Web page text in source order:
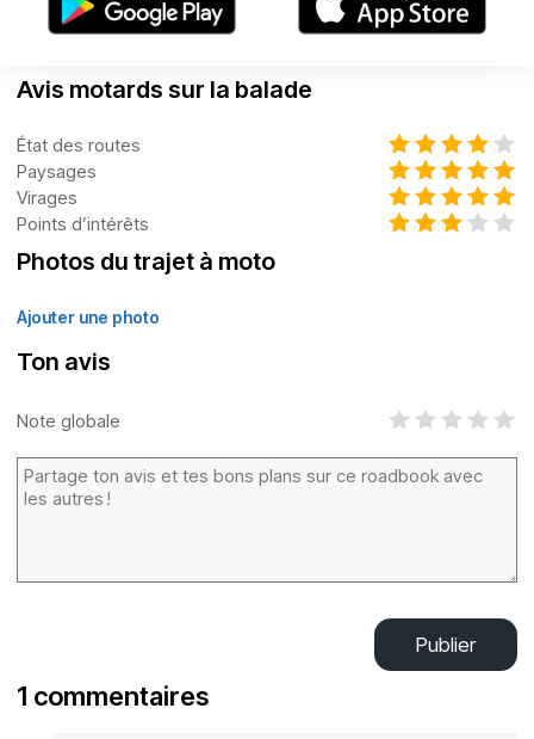
Avis motards sur la balade
État des routes
Paysages
Virages
Points d’intérêts
Photos du trajet à moto
Ajouter une photo
Ton avis
Note globale
Publier
1 commentaires